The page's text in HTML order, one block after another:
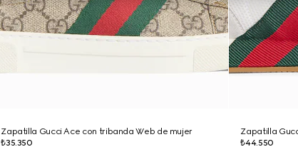
Zapatilla Gucci Ace con tribanda Web de mujer
₺35.350
Zapatilla
₺44.550